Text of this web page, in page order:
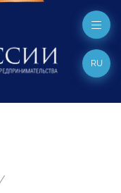
RU